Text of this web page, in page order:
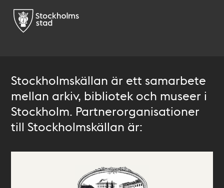
Stockholmskällan är ett samarbete
mellan arkiv, bibliotek och museer i
Stockholm. Partnerorganisationer
till Stockholmskällan är: